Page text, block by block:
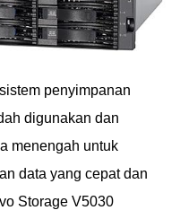
penyimpanan
digunakan dan
menengah untuk
data yang cepat dan
Storage V5030